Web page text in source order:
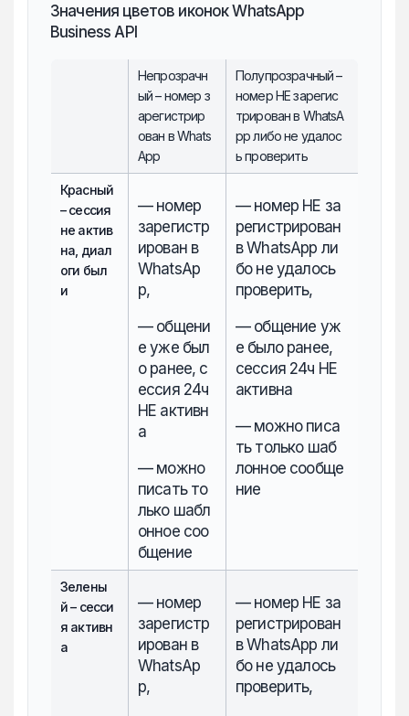
Значения цветов иконок WhatsApp
Business API
Непрозрачн
ый – номер з
арегистрир
ован в Whats
App
Полупрозрачный –
номер НЕ зарегис
трирован в WhatsA
pp либо не удалос
ь проверить
Красный
– сессия
не актив
на, диал
оги был
и
— номер
зарегистр
ирован в
WhatsAp
p,
— общени
е уже был
о ранее, с
ессия 24ч
НЕ активн
а
— можно
писать то
лько шабл
онное соо
бщение
— номер НЕ за
регистрирован
в WhatsApp ли
бо не удалось
проверить,
— общение уж
е было ранее,
сессия 24ч НЕ
активна
— можно писа
ть только шаб
лонное сообще
ние
Зелены
й – сесси
я активн
а
— номер
зарегистр
ирован в
WhatsAp
p,
— номер НЕ за
регистрирован
в WhatsApp ли
бо не удалось
проверить,